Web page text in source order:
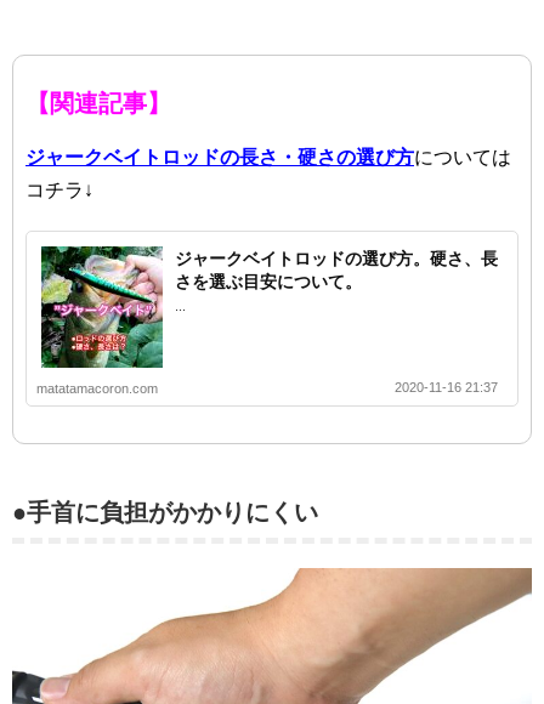
【関連記事】
ジャークベイトロッドの長さ・硬さの選び方については
コチラ↓
ジャークベイトロッドの選び方。硬さ、長
さを選ぶ目安について。
...
matatamacoron.com 2020-11-16 21:37
●手首に負担がかかりにくい